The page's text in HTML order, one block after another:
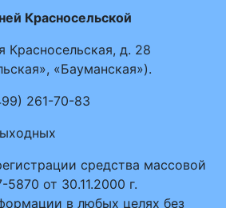
Красносельской
Красносельская, д. 28
«Бауманская»).
261-70-83
средства массовой
от 30.11.2000 г.
в любых целях без